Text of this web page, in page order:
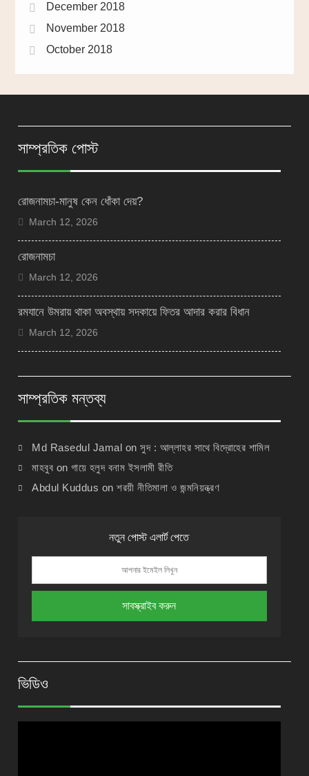
December 2018
November 2018
October 2018
সাম্প্রতিক পোস্ট
রোজনামচা-মানুষ কেন ধোঁকা দেয়?
March 12, 2026
রোজনামচা
March 12, 2026
রমযানে উমরায় থাকা অবস্থায় সদকায়ে ফিতর আদার করার বিধান
March 12, 2026
সাম্প্রতিক মন্তব্য
Md Rasedul Jamal onসুদ : আল্লাহর সাথে বিদ্রোহের শামিল
মাহবুব onগায়ে হলুদ বনাম ইসলামী রীতি
Abdul Kuddus onশরয়ী নীতিমালা ও জন্মনিয়ন্ত্রণ
নতুন পোস্ট এলার্ট পেতে
ভিডিও